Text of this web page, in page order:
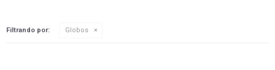
Filtrando por: Globos